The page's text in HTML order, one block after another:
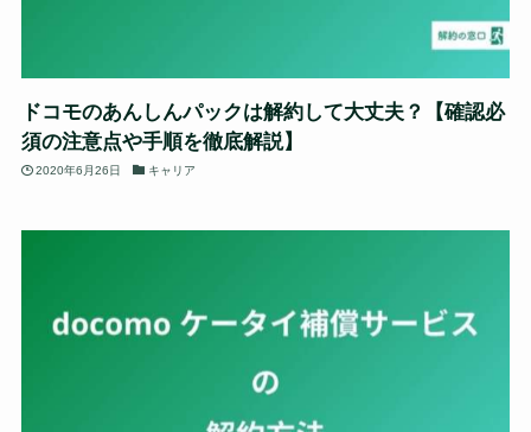
ドコモのあんしんパックは解約して大丈夫？【確認必
須の注意点や手順を徹底解説】
2020年6月26日 キャリア